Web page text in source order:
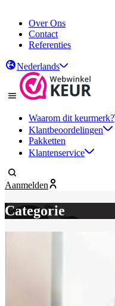
Over Ons
Contact
Referenties
Nederlands
Waarom dit keurmerk?
Klantbeoordelingen
Pakketten
Klantenservice
Aanmelden
Categorie